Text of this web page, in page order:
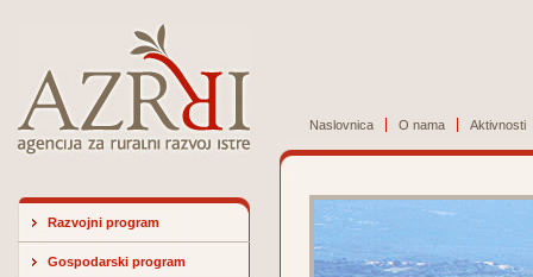
Naslovnica O nama Aktivnosti
Razvojni program
Gospodarski program